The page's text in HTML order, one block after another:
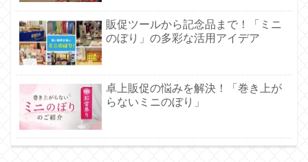
販促ツールから記念品まで！「ミニ
のぼり」の多彩な活用アイデア
卓上販促の悩みを解決！「巻き上が
らないミニのぼり」